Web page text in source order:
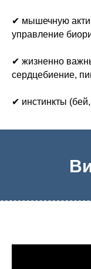
✔ мышечную
управление
✔ жизненно
сердцебиение,
✔ инстинкты